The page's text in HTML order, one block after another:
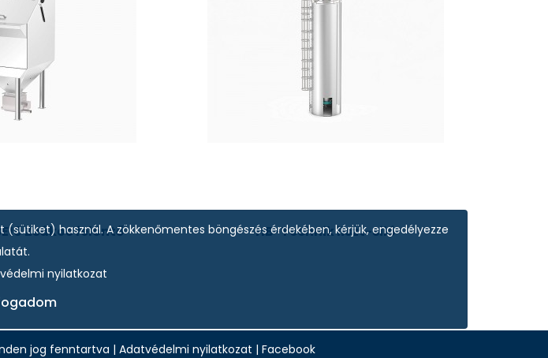
használ. A zökkenőmentes böngészés érdekében, kérjük, engedélyezze
nyilatkozat
Zsákos felöntő HB-Technik liszt-siló
jog fenntartva | Adatvédelmi nyilatkozat | Facebook